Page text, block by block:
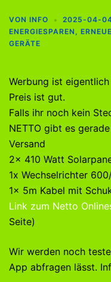
VON INFO
2025-04-
ENERGIESPAREN ,
GERÄTE
Werbung ist
Preis ist gut.
Falls ihr noch kein
NETTO gibt es
Versand
2x 410 Watt
1x Wechselrichter
1x 5m Kabel mit
Link zum Netto
Seite)
Wir werden noch
App abfragen lässt.